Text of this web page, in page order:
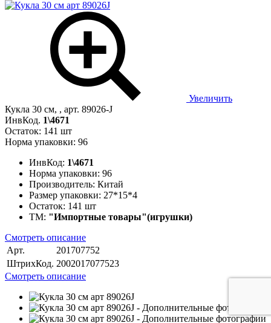
Увеличить
Кукла 30 см, , арт. 89026-J
ИнвКод. 1\4671
Остаток: 141 шт
Норма упаковки: 96
ИнвКод: 1\4671
Норма упаковки: 96
Производитель: Китай
Размер упаковки: 27*15*4
Остаток: 141 шт
ТМ: "Импортные товары"(игрушки)
Смотреть описание
Арт.
201707752
ШтрихКод. 2002017077523
Смотреть описание